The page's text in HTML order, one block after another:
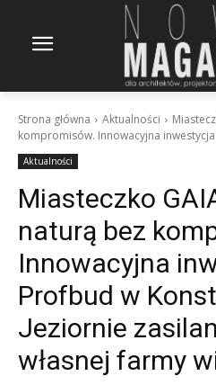
Strona główna Aktualności
kompromisów. Innowacyjna
Aktualności
Miasteczko
naturą bez
Innowacyjna
Profbud w
Jeziornie
własnej farmy